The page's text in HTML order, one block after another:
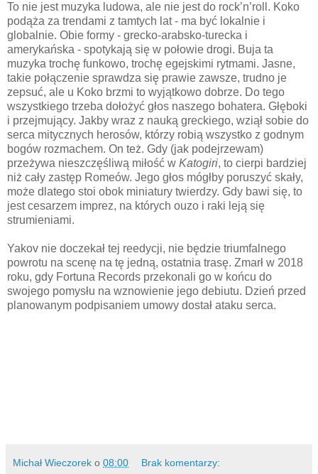
To nie jest muzyka ludowa, ale nie jest do rock’n’roll. Koko
podąża za trendami z tamtych lat - ma być lokalnie i
globalnie. Obie formy - grecko-arabsko-turecka i
amerykańska - spotykają się w połowie drogi. Buja ta
muzyka trochę funkowo, trochę egejskimi rytmami. Jasne,
takie połączenie sprawdza się prawie zawsze, trudno je
zepsuć, ale u Koko brzmi to wyjątkowo dobrze. Do tego
wszystkiego trzeba dołożyć głos naszego bohatera. Głęboki
i przejmujący. Jakby wraz z nauką greckiego, wziął sobie do
serca mitycznych herosów, którzy robią wszystko z godnym
bogów rozmachem. On też. Gdy (jak podejrzewam)
przeżywa nieszczęśliwą miłość w Katogiri, to cierpi bardziej
niż cały zastęp Romeów. Jego głos mógłby poruszyć skały,
może dlatego stoi obok miniatury twierdzy. Gdy bawi się, to
jest cesarzem imprez, na których ouzo i raki leją się
strumieniami.
Yakov nie doczekał tej reedycji, nie będzie triumfalnego
powrotu na scenę na tę jedną, ostatnia trasę. Zmarł w 2018
roku, gdy Fortuna Records przekonali go w końcu do
swojego pomysłu na wznowienie jego debiutu. Dzień przed
planowanym podpisaniem umowy dostał ataku serca.
Michał Wieczorek o 08:00 Brak komentarzy: